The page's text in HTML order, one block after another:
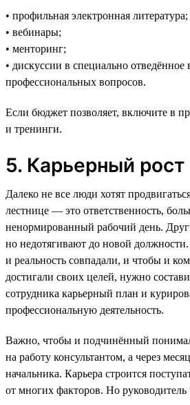
• профильная электронная литература;
• вебинары;
• менторинг;
• дискуссии в специально
профессиональных вопросов.
Если бюджет позволяет, включите в
и тренинги.
5. Карьерный рост
Далеко не все люди хотят
лестнице — это ответственность,
ненормированный рабочий день.
но недотягивают до новой
и реальность совпадали, и чтобы и
достигали своих целей, нужно
сотрудника карьерный план и
профессиональную деятельность.
Важно, чтобы и подчинённый
на работу консультантом, а через
начальника. Карьера строится
от многих факторов. Но руководитель